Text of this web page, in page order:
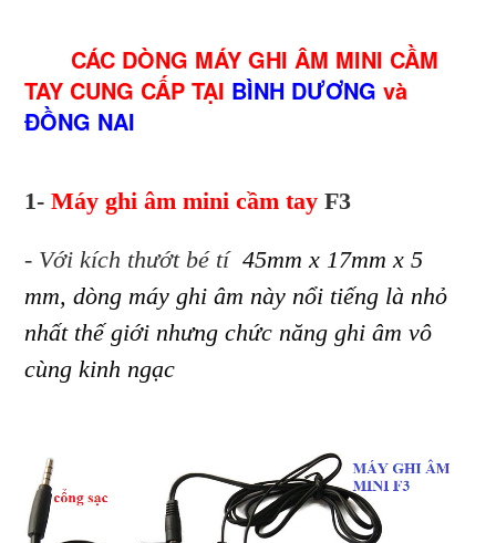
CÁC DÒNG MÁY GHI ÂM MINI CẦM
TAY CUNG CẤP TẠI BÌNH DƯƠNG và
ĐỒNG NAI
1-Máy ghi âm mini cầm tay F3
- Với kích thướt bé tí 45mm x 17mm x 5
mm, dòng máy ghi âm này nổi tiếng là nhỏ
nhất thế giới nhưng chức năng ghi âm vô
cùng kinh ngạc